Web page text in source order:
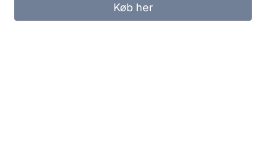
Køb her